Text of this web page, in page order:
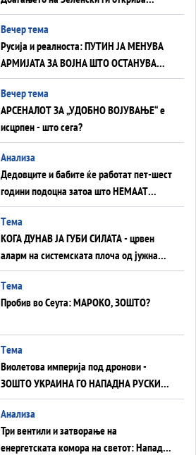
тајните на политиката на балансирање
на Вучиќ
Вечер тема
Русија и реалноста: ПУТИН ЈА МЕНУВА
АРМИЈАТА ЗА ВОЈНА ШТО ОСТАНУВА
БЕЗ ФРОНТ
Вечер тема
АРСЕНАЛОТ ЗА „УДОБНО ВОЈУВАЊЕ“ е
исцрпен - што сега?
Анализа
Дедовците и бабите ќе работат пет-шест
години подоцна затоа што НЕМААТ
ВНУЦИ ДА ГИ ЗАМЕНАТ
Tема
КОГА ДУНАВ ЈА ГУБИ СИЛАТА - црвен
аларм на системската плоча од јужна
Германија до Црното Море...
Tема
Пробив во Сеута: МАРОКО, ЗОШТО?
Tема
Виолетова империја под дронови -
ЗОШТО УКРАИНА ГО НАПАДНА РУСКИОТ
WILDBERRIES
Aнализа
Три вентили и затворање на
енергетската комора на светот: Нападот